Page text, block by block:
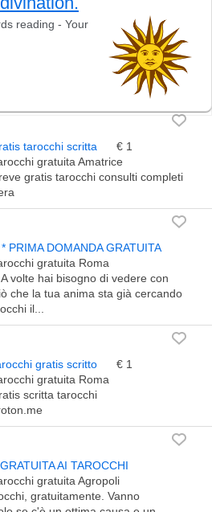
tarocchi scritta
€ 1
gratuita Amatrice
gratis tarocchi consulti completi
PRIMA DOMANDA GRATUITA
gratuita Roma
volte hai bisogno di vedere con
che la tua anima sta già cercando
il...
gratis scritto
€ 1
gratuita Roma
scritta tarocchi
AI TAROCCHI
gratuita Agropoli
gratuitamente. Vanno